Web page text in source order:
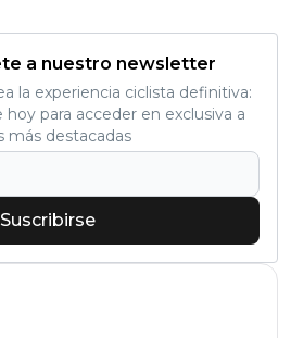
a nuestro newsletter
la experiencia ciclista definitiva:
hoy para acceder en exclusiva a
más destacadas
Suscribirse